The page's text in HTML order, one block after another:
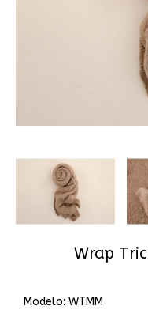
Wrap
Modelo: WTMM